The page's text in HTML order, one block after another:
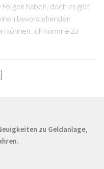
haben, doch es gibt
bevorstehenden
können. Ich komme zu
zu Geldanlage,